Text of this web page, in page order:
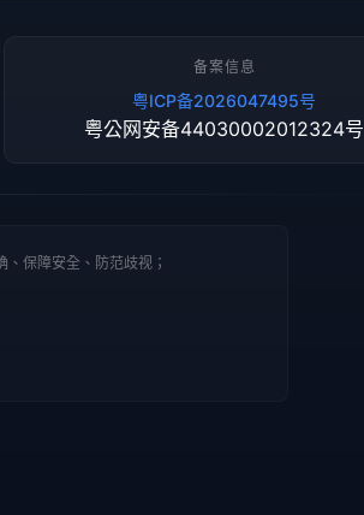
备案信息
粤ICP备2026047495号
粤公网安备44030002012324号
保障安全、防范歧视；